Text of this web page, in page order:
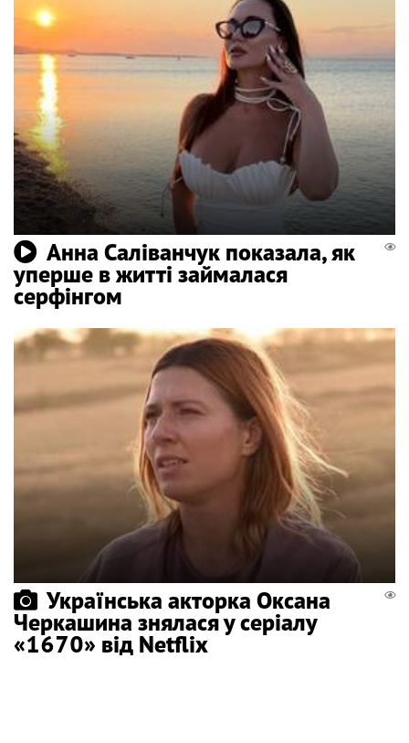
Анна Саліванчук показала, як
уперше в житті займалася
серфінгом
Українська акторка Оксана
Черкашина знялася у серіалу
«1670» від Netflix